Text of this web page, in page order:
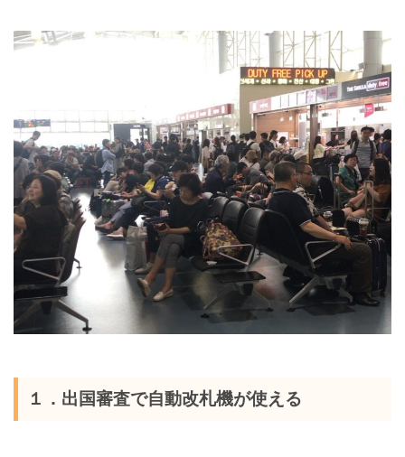
１．出国審査で自動改札機が使える